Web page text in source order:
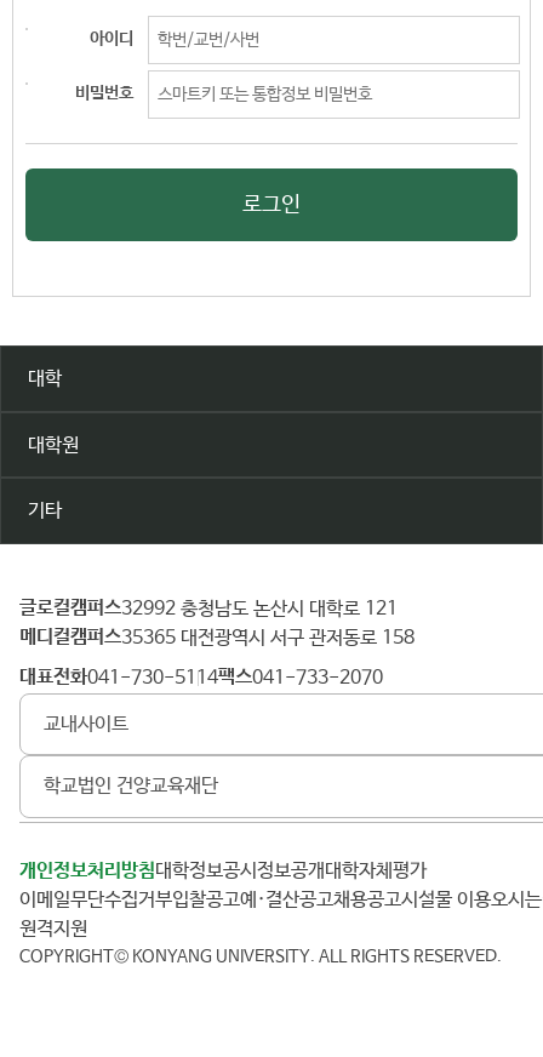
아이디
비밀번호
로그인
대학
대학원
기타
건
양
대
학
글로컬캠퍼스 32992 충청남도 논산시 대학로 121
메디컬캠퍼스 35365 대전광역시 서구 관저동로 158
대표전화 041-730-5114 팩스 041-733-2070
교내사이트
학교법인 건양교육재단
개인정보처리방침 대학정보공시 정보공개
대학자체평가
이메일무단수집거부
입찰공고 예·결산공고 채용공고 시설물 이용
오시
원격지원
COPYRIGHT© KONYANG UNIVERSITY. ALL RIGHTS RESERVED.